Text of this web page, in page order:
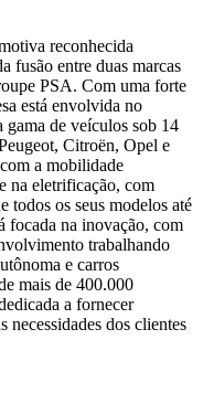
reconhecida
fusão entre duas marcas
PSA. Com uma forte
está envolvida no
gama de veículos sob 14
Citroën, Opel e
a mobilidade
na eletrificação, com
todos os seus modelos até
na inovação, com
trabalhando
e carros
mais de 400.000
a fornecer
necessidades dos clientes